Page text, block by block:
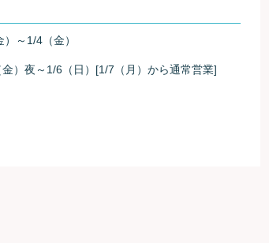
～1/4（金）
）夜～1/6（日）[1/7（月）から通常営業]